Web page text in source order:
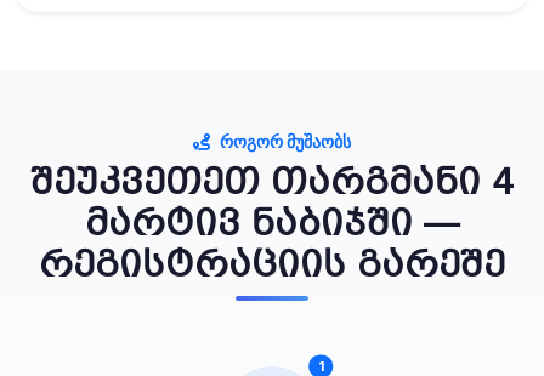
ᲠᲝᲒᲝᲠ ᲛᲣᲨᲐᲝᲑᲡ
შეუკვეთეთ თარგმანი 4
მარტივ ნაბიჯში —
რეგისტრაციის გარეშე
1